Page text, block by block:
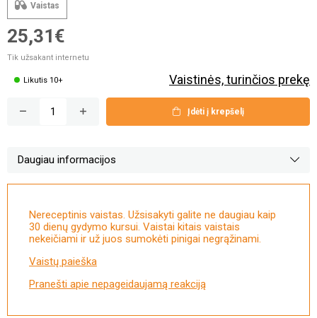
Vaistas
25,31€
Tik užsakant internetu
Likutis 10+ Vaistinės, turinčios prekę
Įdėti į krepšelį
Daugiau informacijos
Nereceptinis vaistas. Užsisakyti galite ne daugiau kaip
30 dienų gydymo kursui. Vaistai kitais vaistais
nekeičiami ir už juos sumokėti pinigai negrąžinami.
Vaistų paieška
Pranešti apie nepageidaujamą reakciją